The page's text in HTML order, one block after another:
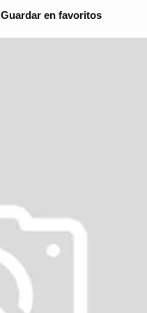
Guardar en favoritos